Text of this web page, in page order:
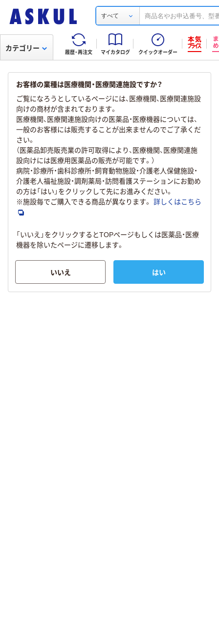
すべて
履歴・再注文 マイカタログ クイックオーダー
カテゴリー
お客様の業種は医療機関・医療関連施設ですか？
ご覧になろうとしているページには、医療機関、医療関連施設
向けの商材が含まれております。
医療機関、医療関連施設向けの医薬品・医療機器については、
一般のお客様には販売することが出来ませんのでご了承くだ
さい。
（医薬品卸売販売業の許可取得により、医療機関、医療関連施
設向けには医療用医薬品の販売が可能です。）
病院・診療所・歯科診療所・飼育動物施設・介護老人保健施設・
介護老人福祉施設・調剤薬局・訪問看護ステーションにお勤め
の方は「はい」をクリックして先にお進みください。
※施設毎でご購入できる商品が異なります。 詳しくはこちら
「いいえ」をクリックするとTOPページもしくは医薬品・医療
機器を除いたページに遷移します。
いいえ はい